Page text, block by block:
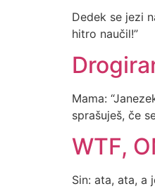
Dedek se jezi
hitro naučil!”
Mama:
sprašuješ, če
WTF,
Sin: ata, ata, a